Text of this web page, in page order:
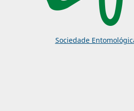
Sociedade